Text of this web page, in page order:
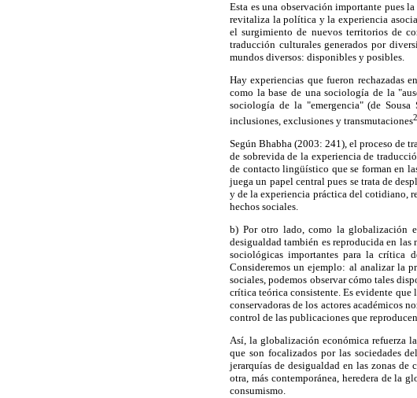
Esta es una observación importante pues
revitaliza la política y la experiencia
el surgimiento de nuevos territorios de
traducción culturales generados por
mundos diversos: disponibles y posibles.
Hay experiencias que fueron rechazadas
como la base de una sociología de la
sociología de la "emergencia" (de
inclusiones, exclusiones y transmutaciones2
Según Bhabha (2003: 241), el proceso de
de sobrevida de la experiencia de
de contacto lingüístico que se forman en
juega un papel central pues se trata de
y de la experiencia práctica del cotidiano,
hechos sociales.
b) Por otro lado, como la globalización
desigualdad también es reproducida en
sociológicas importantes para la crítica
Consideremos un ejemplo: al analizar la
sociales, podemos observar cómo tales
crítica teórica consistente. Es evidente
conservadoras de los actores académicos
control de las publicaciones que
Así, la globalización económica refuerza
que son focalizados por las sociedades
jerarquías de desigualdad en las zonas
otra, más contemporánea, heredera de la
consumismo.